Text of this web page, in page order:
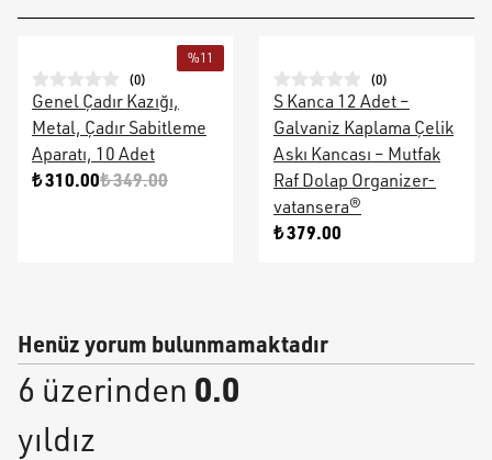
%11
(0)
Genel Çadır Kazığı,
Metal, Çadır Sabitleme
Aparatı, 10 Adet
₺ 310.00₺ 349.00
(0)
S Kanca 12 Adet –
Galvaniz Kaplama Çelik
Askı Kancası – Mutfak
Raf Dolap Organizer-
vatansera®
₺ 379.00
Henüz yorum bulunmamaktadır
6 üzerinden 0.0
yıldız